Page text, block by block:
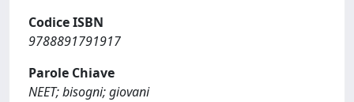
Codice ISBN
9788891791917
Parole Chiave
NEET; bisogni; giovani